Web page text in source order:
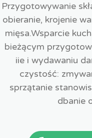
Przygotowywanie
obieranie, krojenie
mięsa.Wsparcie
bieżącym
iie i wydawaniu
czystość:
sprzątanie
dbanie